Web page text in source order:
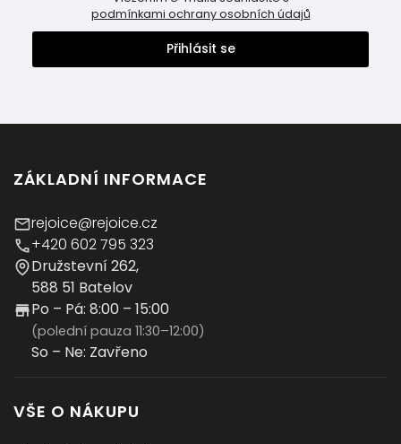
podmínkami ochrany osobních údajů
Přihlásit se
ZÁKLADNÍ INFORMACE
rejoice@rejoice.cz
+420 602 795 323
Družstevní 262,
588 51 Batelov
Po – Pá: 8:00 – 15:00
(polední pauza 11:30–12:00)
So – Ne: Zavřeno
VŠE O NÁKUPU